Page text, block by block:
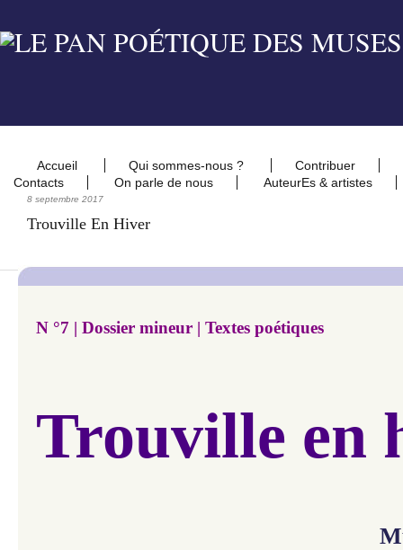
Accueil Qui sommes-nous ?
Contribuer
Contacts
On parle de nous AuteurEs & artistes
8 septembre 2017
Trouville En Hiver
N °7 | Dossier mineur | Textes poétiques
Trouville en